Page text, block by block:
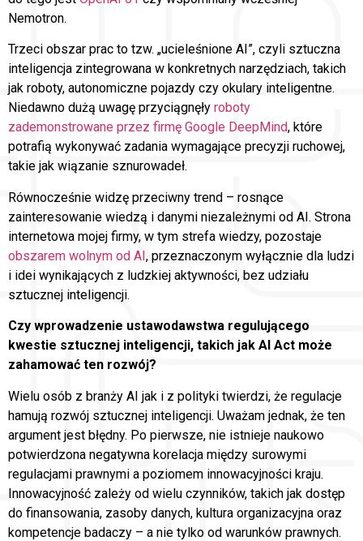
Nemotron.
Trzeci obszar prac to tzw. „ucieleśnione AI”, czyli sztuczna
inteligencja zintegrowana w konkretnych narzędziach, takich
jak roboty, autonomiczne pojazdy czy okulary inteligentne.
Niedawno dużą uwagę przyciągnęły roboty
zademonstrowane przez firmę Google DeepMind, które
potrafią wykonywać zadania wymagające precyzji ruchowej,
takie jak wiązanie sznurowadeł.
Równocześnie widzę przeciwny trend – rosnące
zainteresowanie wiedzą i danymi niezależnymi od AI. Strona
internetowa mojej firmy, w tym strefa wiedzy, pozostaje
obszarem wolnym od AI, przeznaczonym wyłącznie dla ludzi
i idei wynikających z ludzkiej aktywności, bez udziału
sztucznej inteligencji.
Czy wprowadzenie ustawodawstwa regulującego
kwestie sztucznej inteligencji, takich jak AI Act może
zahamować ten rozwój?
Wielu osób z branży AI jak i z polityki twierdzi, że regulacje
hamują rozwój sztucznej inteligencji. Uważam jednak, że ten
argument jest błędny. Po pierwsze, nie istnieje naukowo
potwierdzona negatywna korelacja między surowymi
regulacjami prawnymi a poziomem innowacyjności kraju.
Innowacyjność zależy od wielu czynników, takich jak dostęp
do finansowania, zasoby danych, kultura organizacyjna oraz
kompetencje badaczy – a nie tylko od warunków prawnych.